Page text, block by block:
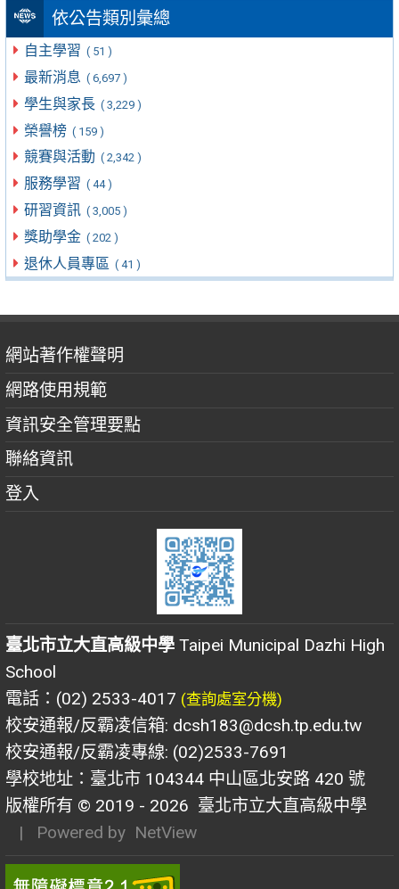
依公告類別彙總
自主學習 ( 51 )
最新消息 ( 6,697 )
學生與家長 ( 3,229 )
榮譽榜 ( 159 )
競賽與活動 ( 2,342 )
服務學習 ( 44 )
研習資訊 ( 3,005 )
獎助學金 ( 202 )
退休人員專區 ( 41 )
網站著作權聲明
網路使用規範
資訊安全管理要點
聯絡資訊
登入
臺北市立大直高級中學 Taipei Municipal Dazhi High
School
電話：(02) 2533-4017 (查詢處室分機)
校安通報/反霸凌信箱: dcsh183@dcsh.tp.edu.tw
校安通報/反霸凌專線: (02)2533-7691
學校地址：臺北市 104344 中山區北安路 420 號
版權所有 © 2019 - 2026 臺北市立大直高級中學
| Powered by NetView